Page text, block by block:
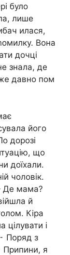
було
лише
илася,
Вона
дочці
знала, де
давно пом
його
дорозі
що
доїхали.
чоловік.
Де мама?
й
Кіра
цілувати і
Поряд з
Припини, я